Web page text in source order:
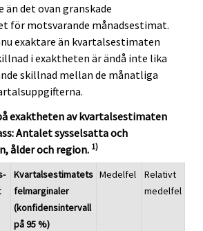
det ovan granskade
för motsvarande månadsestimat.
exaktare än kvartalsestimaten
i exaktheten är ändå inte lika
skillnad mellan de månatliga
exaktheten av kvartalsestimaten
Antalet sysselsatta och
ålder och region. 1)
Kvartalsestimatets
felmarginaler
(konfidensintervall
på 95 %)
Medelfel
Relativt
medelfel